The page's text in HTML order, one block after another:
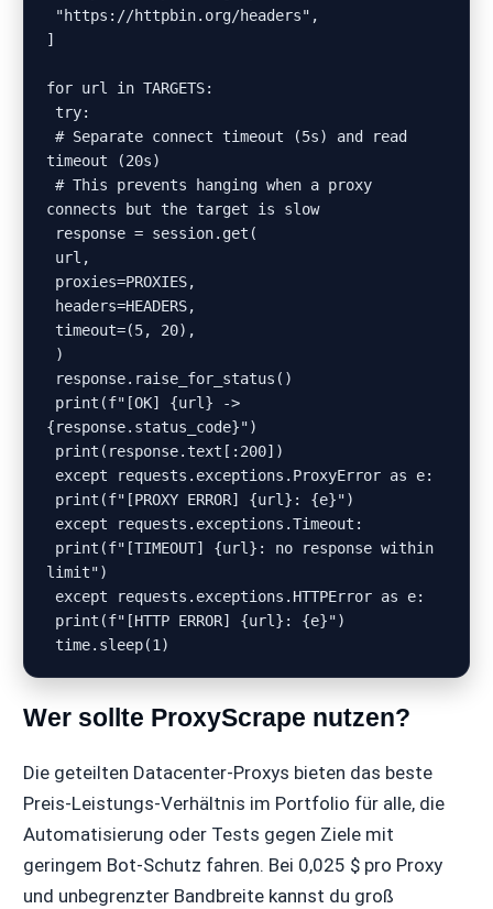
]
for url in TARGETS:
timeout (20s)
connects but the target is slow
{response.status_code}")
limit")
Wer sollte ProxyScrape nutzen?
Die geteilten Datacenter-Proxys bieten das beste
Preis-Leistungs-Verhältnis im Portfolio für alle, die
Automatisierung oder Tests gegen Ziele mit
geringem Bot-Schutz fahren. Bei 0,025 $ pro Proxy
und unbegrenzter Bandbreite kannst du groß